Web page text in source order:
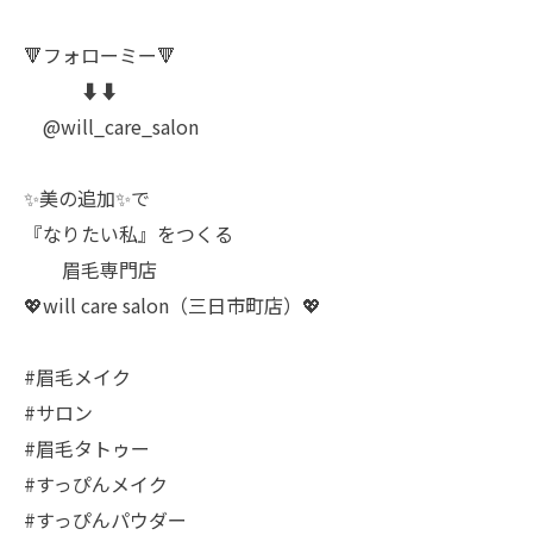
🔻フォローミー🔻
⬇️⬇️
@will_care_salon
✨美の追加✨で
『なりたい私』をつくる
眉毛専門店
💖will care salon（三日市町店）💖
#眉毛メイク
#サロン
#眉毛タトゥー
#すっぴんメイク
#すっぴんパウダー